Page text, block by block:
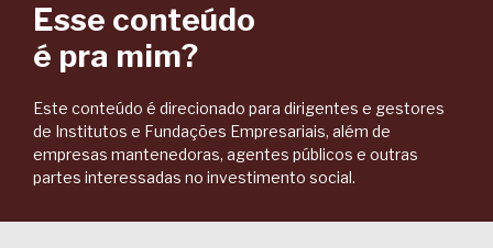
Esse conteúdo
é pra mim?
Este conteúdo é direcionado para dirigentes e gestores
de Institutos e Fundações Empresariais, além de
empresas mantenedoras, agentes públicos e outras
partes interessadas no investimento social.